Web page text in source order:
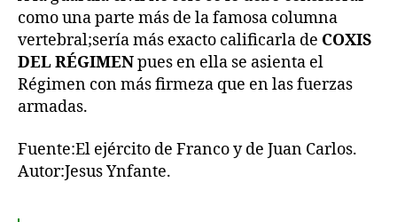
como una parte más de la famosa columna
vertebral;sería más exacto calificarla de COXIS
DEL RÉGIMENpues en ella se asienta el
Régimen con más firmeza que en las fuerzas
armadas.
Fuente:El ejército de Franco y de Juan Carlos.
Autor:Jesus Ynfante.